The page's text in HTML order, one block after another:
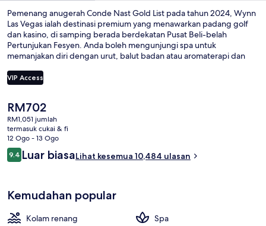
Pemenang anugerah Conde Nast Gold List pada tahun 2024, Wynn
Las Vegas ialah destinasi premium yang menawarkan padang golf
dan kasino, di samping berada berdekatan Pusat Beli-belah
Pertunjukan Fesyen. Anda boleh mengunjungi spa untuk
memanjakan diri dengan urut, balut badan atau aromaterapi dan
Amerika dan dibuka untuk makan malam. Sorotan lain di tempat
peranginan mewah ini termasuk 3 kolam renang terbuka, bar tepi
renang dan katil yang selesa.
VIP Access
Harga
semasa
ialah
RM702
RM702
RM1,051 jumlah
termasuk cukai & fi
12 Ogo - 13 Ogo
Ulasan
9.49.4 daripada 10
Luar biasaLihat kesemua 10,484 ulasan
Kemudahan popular
Kolam renang
Spa